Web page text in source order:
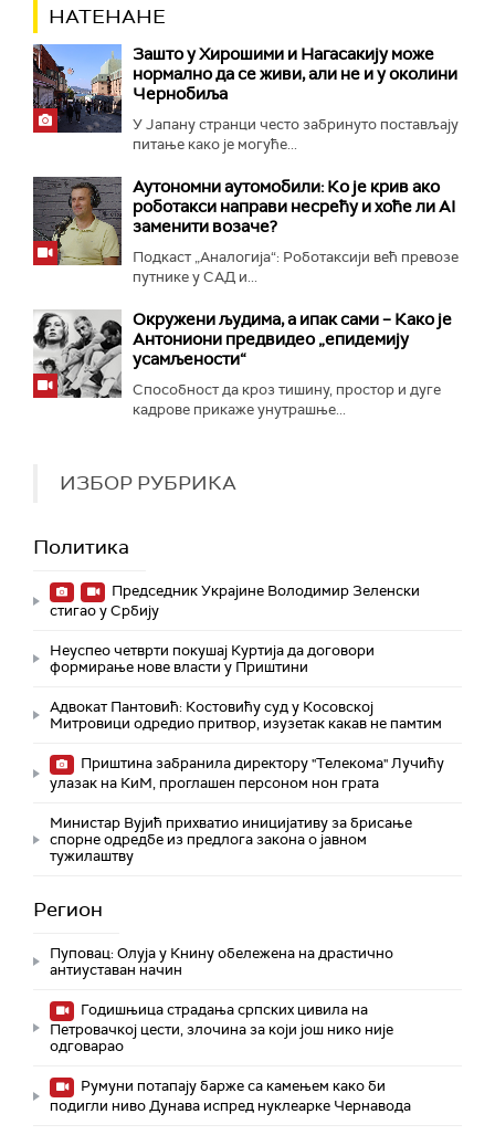
НАТЕНАНЕ
Зашто у Хирошими и Нагасакију може
нормално да се живи, али не и у околини
Чернобиља
У Јапану странци често забринуто постављају
питање како је могуће...
Аутономни аутомобили: Ко је крив ако
роботакси направи несрећу и хоће ли AI
заменити возаче?
Подкаст „Аналогија“: Роботаксији већ превозе
путнике у САД и...
Окружени људима, а ипак сами – Како је
Антониони предвидео „епидемију
усамљености“
Способност да кроз тишину, простор и дуге
кадрове прикаже унутрашње...
ИЗБОР РУБРИКА
Политика
Председник Украјине Володимир Зеленски
стигао у Србију
Неуспео четврти покушај Куртија да договори
формирање нове власти у Приштини
Адвокат Пантовић: Костовићу суд у Косовској
Митровици одредио притвор, изузетак какав не памтим
Приштина забранила директору "Телекома" Лучићу
улазак на КиМ, проглашен персоном нон грата
Министар Вујић прихватио иницијативу за брисање
спорне одредбе из предлога закона o јавном
тужилаштву
Регион
Пуповац: Олуја у Книну обележена на драстично
антиуставан начин
Годишњица страдања српских цивила на
Петровачкој цести, злочина за који још нико није
одговарао
Румуни потапају барже са камењем како би
подигли ниво Дунава испред нуклеарке Чернавода